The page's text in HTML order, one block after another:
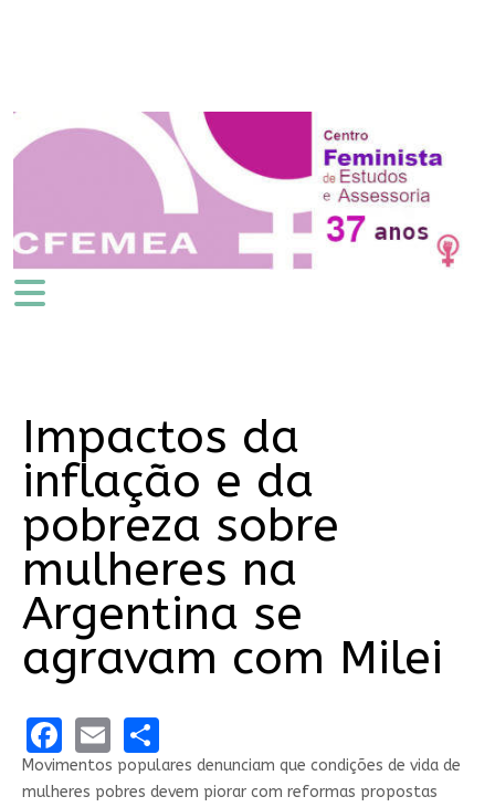
Impactos da
inflação e da
pobreza sobre
mulheres na
Argentina se
agravam com Milei
Facebook
EmailShare
Movimentos populares denunciam que condições de vida de
mulheres pobres devem piorar com reformas propostas